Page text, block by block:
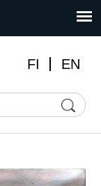
FI EN